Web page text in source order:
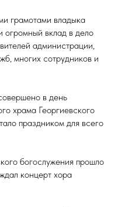
грамотами владыка
огромный вклад в дело
администрации,
многих сотрудников и
в день
храма Георгиевского
праздником для всего
богослужения прошло
концерт хора